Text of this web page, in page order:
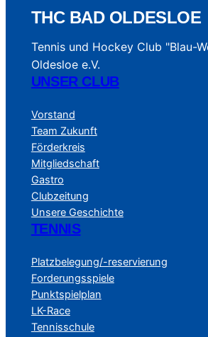
THC BAD OLDESLOE
Tennis und Hockey Club "Blau-
Oldesloe e.V.
UNSER CLUB
Vorstand
Team Zukunft
Förderkreis
Mitgliedschaft
Gastro
Clubzeitung
Unsere Geschichte
TENNIS
Platzbelegung/-reservierung
Forderungsspiele
Punktspielplan
LK-Race
Tennisschule